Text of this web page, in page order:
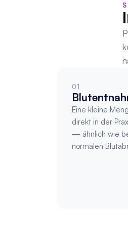
01
Eine kleine
direkt in der
— ähnlich wie
normalen